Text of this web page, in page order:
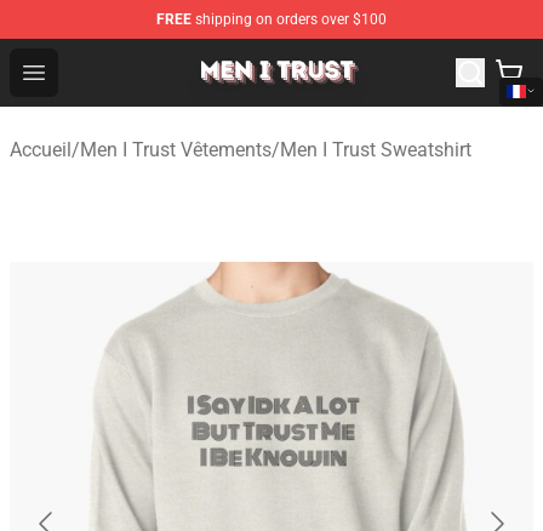
FREE shipping on orders over $100
Open menu
Men I Trust Shop - Official Men I Trust Merchandise Store
Accueil/Men I Trust Vêtements/Men I Trust Sweatshirt